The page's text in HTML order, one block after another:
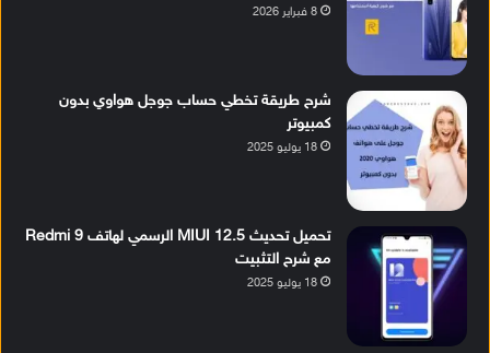
8 فبراير 2026
شرح طريقة تخطي حساب جوجل هواوي بدون
كمبيوتر
18 يوليو 2025
تحميل تحديث MIUI 12.5 الرسمي لهاتف Redmi 9
مع شرح التثبيت
18 يوليو 2025